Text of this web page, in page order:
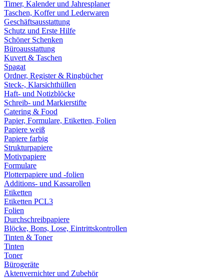
Timer, Kalender und Jahresplaner
Taschen, Koffer und Lederwaren
Geschäftsausstattung
Schutz und Erste Hilfe
Schöner Schenken
Büroausstattung
Kuvert & Taschen
Spagat
Ordner, Register & Ringbücher
Steck-, Klarsichthüllen
Haft- und Notizblöcke
Schreib- und Markierstifte
Catering & Food
Papier, Formulare, Etiketten, Folien
Papiere weiß
Papiere farbig
Strukturpapiere
Motivpapiere
Formulare
Plotterpapiere und -folien
Additions- und Kassarollen
Etiketten
Etiketten PCL3
Folien
Durchschreibpapiere
Blöcke, Bons, Lose, Eintrittskontrollen
Tinten & Toner
Tinten
Toner
Bürogeräte
Aktenvernichter und Zubehör